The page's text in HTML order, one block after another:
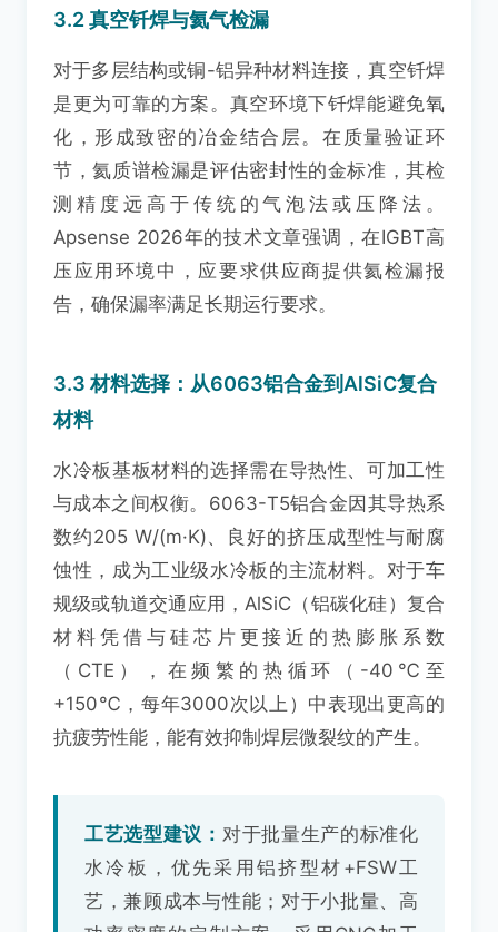
3.2 真空钎焊与氦气检漏
对于多层结构或铜-铝异种材料连接，真空钎焊
是更为可靠的方案。真空环境下钎焊能避免氧
化，形成致密的冶金结合层。在质量验证环
节，氦质谱检漏是评估密封性的金标准，其检
测精度远高于传统的气泡法或压降法。
Apsense 2026年的技术文章强调，在IGBT高
压应用环境中，应要求供应商提供氦检漏报
告，确保漏率满足长期运行要求。
3.3 材料选择：从6063铝合金到AlSiC复合
材料
水冷板基板材料的选择需在导热性、可加工性
与成本之间权衡。6063-T5铝合金因其导热系
数约205 W/(m·K)、良好的挤压成型性与耐腐
蚀性，成为工业级水冷板的主流材料。对于车
规级或轨道交通应用，AlSiC（铝碳化硅）复合
材料凭借与硅芯片更接近的热膨胀系数
（CTE），在频繁的热循环（-40℃至
+150℃，每年3000次以上）中表现出更高的
抗疲劳性能，能有效抑制焊层微裂纹的产生。
工艺选型建议： 对于批量生产的标准化
水冷板，优先采用铝挤型材+FSW工
艺，兼顾成本与性能；对于小批量、高